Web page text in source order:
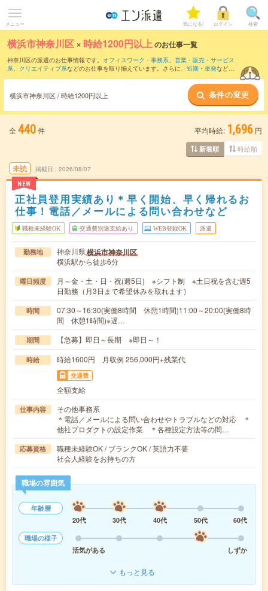
メニュー 気になる! ログイン 検索
横浜市神奈川区 × 時給1200円以上のお仕事一覧
神奈川区の派遣のお仕事情報です。 オフィスワーク・事務系、 営業・販売・サービス
系、 クリエイティブ系などのお仕事を取り揃えています。さらに、 短期 ・ 単発などの
時給1250円以上・ 1800円以上の求人はこちら
当サイトでは法令を遵守し、最低賃金以上の求人のみを掲載しています。
横浜市神奈川区 / 時給1200円以上 条件の変更
全 440件 平均時給: 1,696 円
新着順 時給順
未読
NEW
掲載日 2026/08/07
正社員登用実績あり＊早く開始、早く帰れるお
仕事！電話／メールによる問い合わせなど
職種未経験OK 交通費別途支給あり WEB登録OK 派遣
勤務地 神奈川県横浜市神奈川区
横浜駅から徒歩6分
曜日頻度
月～金・土・日・祝(週5日) ※シフト制 ※土日祝を含む週5
日勤務（月3日まで希望休みを取れます）
時間
07:30～16:30(実働8時間 休憩1時間)11:00～20:00(実働8時
間 休憩1時間)※遅…
期間 【急募】即日～長期 ※即日～！
時給 時給1600円 月収例 256,000円+残業代
交通費
全額支給
仕事内容
その他事務系
＊電話／メールによる問い合わせやトラブルなどの対応 ＊
他社プロダクトの設定作業 ＊各種設定方法等の問…
応募資格
職種未経験OK / ブランクOK / 英語力不要
社会人経験をお持ちの方
職場の雰囲気
年齢層
20代
30代 40代 50代
60代
職場の様子
活気がある
しずか
もっと見る